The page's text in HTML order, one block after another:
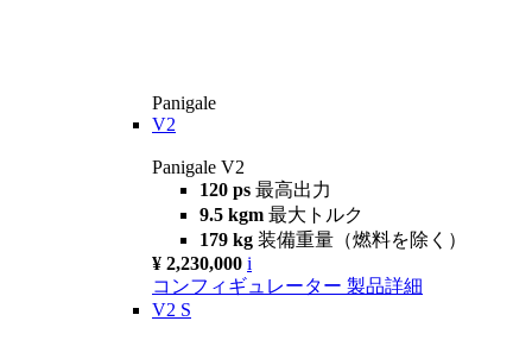
Panigale
V2
Panigale V2
120 ps 最高出力
9.5 kgm 最大トルク
179 kg 装備重量（燃料を除く）
¥ 2,230,000 i
コンフィギュレーター 製品詳細
V2 S